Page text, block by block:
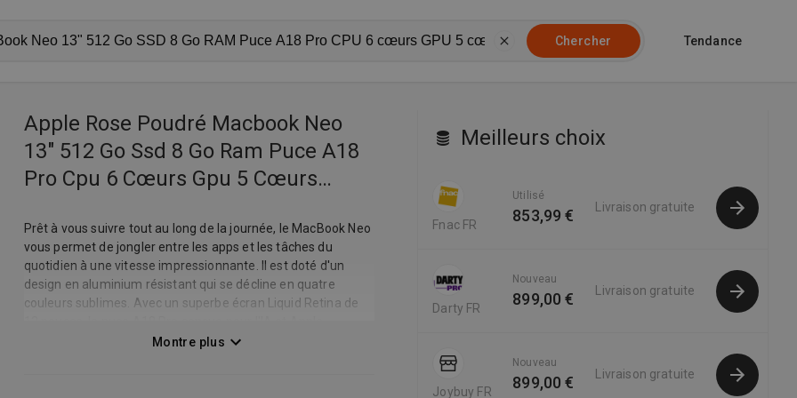
Chercher Tendance
Apple Rose Poudré Macbook Neo
13" 512 Go Ssd 8 Go Ram Puce A18
Pro Cpu 6 Cœurs Gpu 5 Cœurs
Prêt à vous suivre tout au long de la journée, le MacBook Neo
vous permet de jongler entre les apps et les tâches du
quotidien à une vitesse impressionnante. Il est doté d'un
design en aluminium résistant qui se décline en quatre
couleurs sublimes. Avec un superbe écran Liquid Retina de
Intelligence, et jusqu'à 16 heures d'autonomie, c'est un Mac
Montre plus
Meilleurs choix
Fnac FR
Utilisé
853,99 € Livraison gratuite
Darty FR
Nouveau
899,00 € Livraison gratuite
Joybuy FR
Nouveau
899,00 € Livraison gratuite